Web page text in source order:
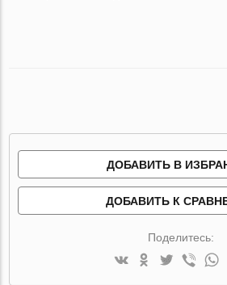
ДОБАВИТЬ В
ДОБАВИТЬ К
Поделитесь: